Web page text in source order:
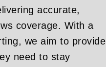
accurate,
coverage. With a
we aim to provide
need to stay